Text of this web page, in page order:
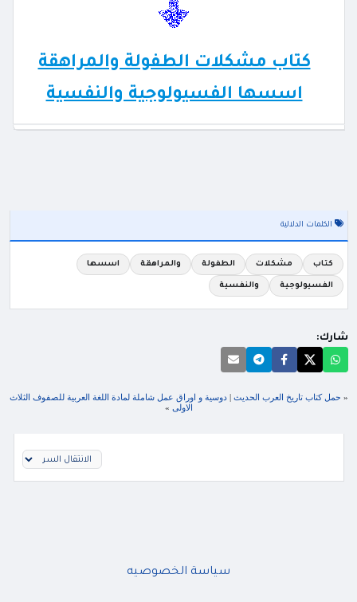
كتاب مشكلات الطفولة والمراهقة
اسسها الفسيولوجية والنفسية
الكلمات الدلالية
كتاب مشكلات الطفولة والمراهقة اسسها
الفسيولوجية والنفسية
شارك:
« حمل كتاب تاريخ العرب الحديث |دوسية و اوراق عمل شاملة لمادة اللغة العربية للصفوف الثلاث
الاولى »
سياسة الخصوصيه